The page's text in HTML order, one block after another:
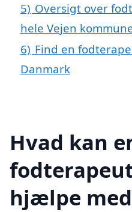
5) Oversigt over
hele Vejen
6) Find en
Danmark
Hvad kan
hjælpe